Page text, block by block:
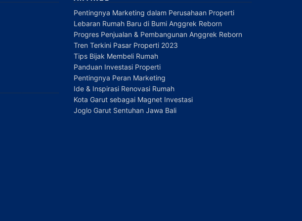
Pentingnya Marketing dalam Perusahaan Properti
Lebaran Rumah Baru di Bumi Anggrek Reborn
Progres Penjualan & Pembangunan Anggrek Reborn
Tren Terkini Pasar Properti 2023
Tips Bijak Membeli Rumah
Panduan Investasi Properti
Pentingnya Peran Marketing
Ide & Inspirasi Renovasi Rumah
Kota Garut sebagai Magnet Investasi
Joglo Garut Sentuhan Jawa Bali